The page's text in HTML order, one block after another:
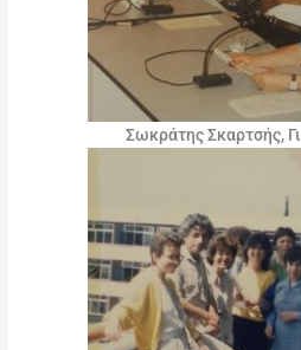
Σωκράτης Σκαρτσής,